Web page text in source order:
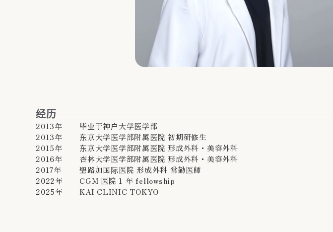
经历
2013年
毕业于神户大学医学部
2013年
东京大学医学部附属医院 初期研修生
2015年
东京大学医学部附属医院 形成外科・美容外科
2016年
杏林大学医学部附属医院 形成外科・美容外科
2017年
聖路加国际医院 形成外科 常勤医師
2022年
CGM 医院 1 年 fellowship
2025年
KAI CLINIC TOKYO